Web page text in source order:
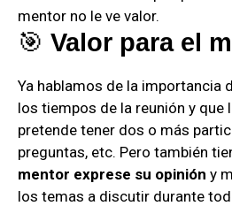
mentor no le ve valor.
🎯 Valor para el
Ya hablamos de la importancia
los tiempos de la reunión y que
pretende tener dos o más
preguntas, etc. Pero también
mentor exprese su opinión y
los temas a discutir durante